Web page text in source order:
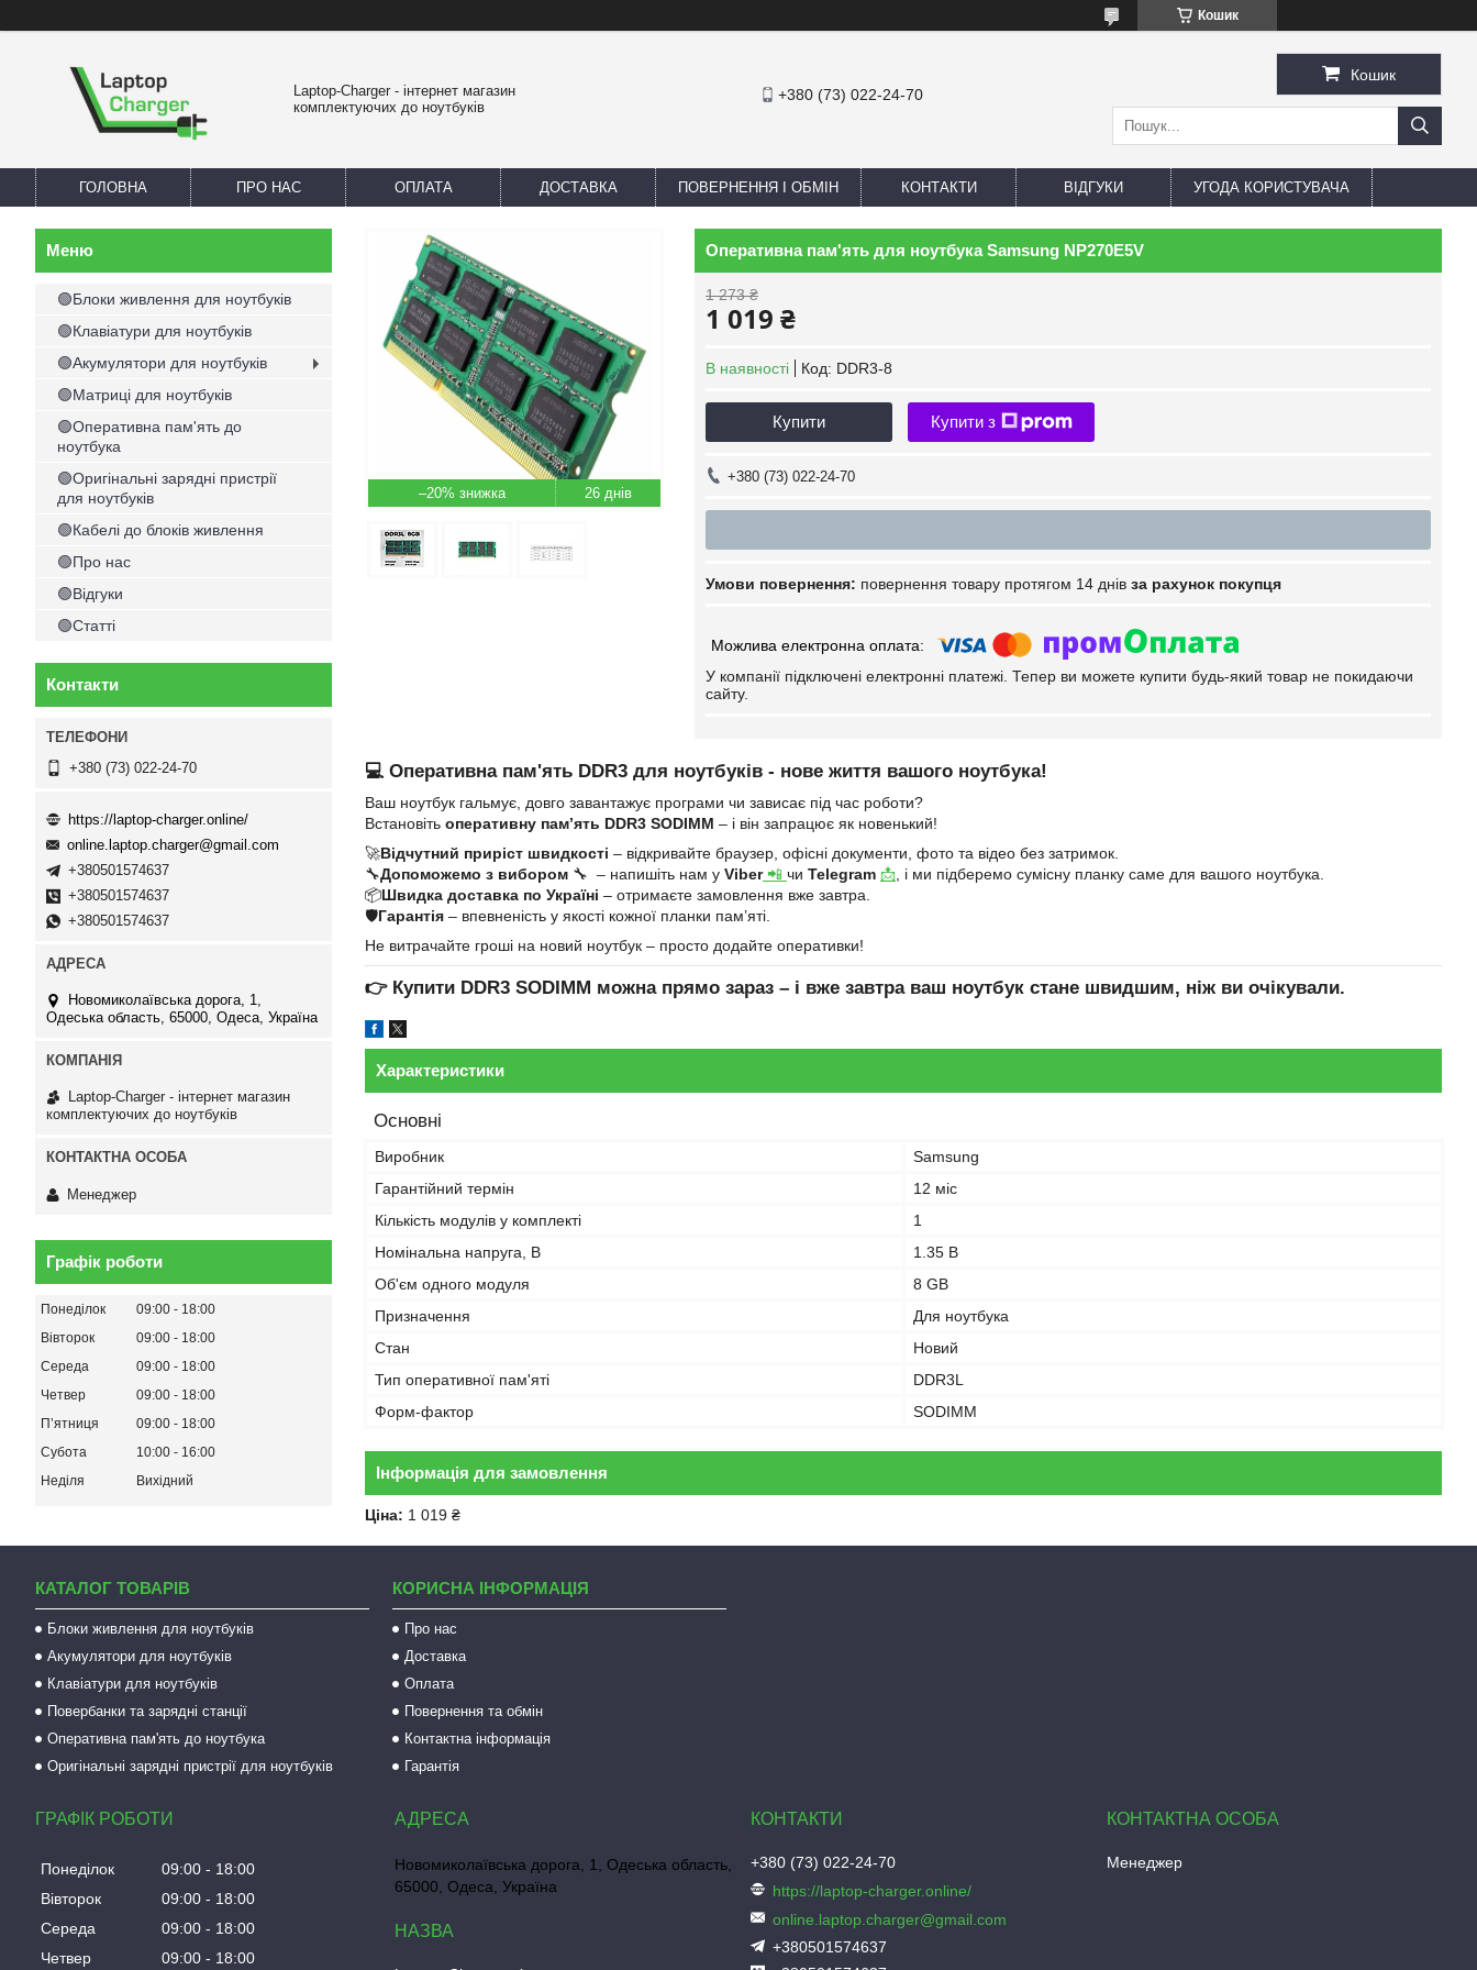
Кошик
Laptop-Charger - інтернет магазин
комплектуючих до ноутбуків
+380 (73) 022-24-70
Кошик
ГОЛОВНА ПРО НАС ОПЛАТА ДОСТАВКА ПОВЕРНЕННЯ І ОБМІН КОНТАКТИ ВІДГУКИ УГОДА КОРИСТУВАЧА
–20% 26 днів
Оперативна пам'ять для ноутбука Samsung NP270E5V
1 273 ₴
1 019 ₴
В наявності Код: DDR3-8
Купити Купити з
+380 (73) 022-24-70
повернення товару протягом 14 днів за рахунок покупця
У компанії підключені електронні платежі. Тепер ви можете купити будь-який товар не покидаючи
сайту.
💻 Оперативна пам'ять DDR3 для ноутбуків - нове життя вашого ноутбука!
Ваш ноутбук гальмує, довго завантажує програми чи зависає під час роботи?
Встановіть оперативну пам’ять DDR3 SODIMM – і він запрацює як новенький!
🚀Відчутний приріст швидкості – відкривайте браузер, офісні документи, фото та відео без затримок.
🔧Допоможемо з вибором 🔧 – напишіть нам у Viber📲 чи Telegram 📩 , і ми підберемо сумісну планку саме для вашого ноутбука.
📦Швидка доставка по Україні – отримаєте замовлення вже завтра.
🛡Гарантія – впевненість у якості кожної планки пам’яті.
Не витрачайте гроші на новий ноутбук – просто додайте оперативки!
👉 Купити DDR3 SODIMM можна прямо зараз – і вже завтра ваш ноутбук стане швидшим, ніж ви очікували.
Характеристики
Основні
Виробник
Samsung
Гарантійний термін
12 міс
Кількість модулів у комплекті
1
Номінальна напруга, В
1.35 В
Об'єм одного модуля
8 GB
Призначення
Для ноутбука
Стан
Новий
Тип оперативної пам'яті
DDR3L
Форм-фактор
SODIMM
Інформація для замовлення
Ціна: 1 019 ₴
🟢Блоки живлення для ноутбуків
🟢Клавіатури для ноутбуків
🟢Акумулятори для ноутбуків
🟢Матриці для ноутбуків
🟢Оперативна пам'ять до
ноутбука
🟢Оригінальні зарядні пристрії
для ноутбуків
🟢Кабелі до блоків живлення
🟢Про нас
🟢Відгуки
🟢Статті
Контакти
+380 (73) 022-24-70
https://laptop-charger.online/
online.laptop.charger@gmail.com
+380501574637
+380501574637
+380501574637
Новомиколаївська дорога, 1,
Одеська область, 65000, Одеса, Україна
Laptop-Charger - інтернет магазин
комплектуючих до ноутбуків
Менеджер
Графік роботи
Понеділок 09:00
18:00
Вівторок
09:00
18:00
Середа
09:00
18:00
Четвер
09:00
18:00
Пʼятниця
09:00
18:00
Субота
10:00
16:00
Неділя
Вихідний
КАТАЛОГ ТОВАРІВ
Блоки живлення для ноутбуків
Акумулятори для ноутбуків
Клавіатури для ноутбуків
Повербанки та зарядні станції
Оперативна пам'ять до ноутбука
Оригінальні зарядні пристрії для ноутбуків
КОРИСНА ІНФОРМАЦІЯ
Про нас
Доставка
Оплата
Повернення та обмін
Контактна інформація
Гарантія
ГРАФІК РОБОТИ
Понеділок 09:00
18:00
Вівторок
09:00
18:00
Середа
09:00
18:00
Четвер
09:00 18:00
Новомиколаївська дорога, 1, Одеська область,
65000, Одеса, Україна
+380 (73) 022-24-70
https://laptop-charger.online/
online.laptop.charger@gmail.com
+380501574637
Менеджер